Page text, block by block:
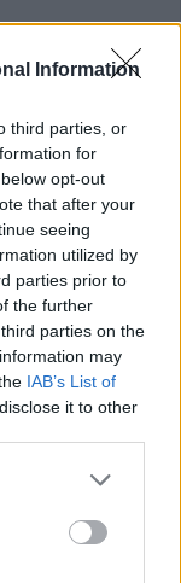
Information
third parties, or
for
opt-out
that after your
seeing
utilized by
parties prior to
the further
parties on the
may
IAB’s List of
it to other
more Google
may click to
party tags to
below Google